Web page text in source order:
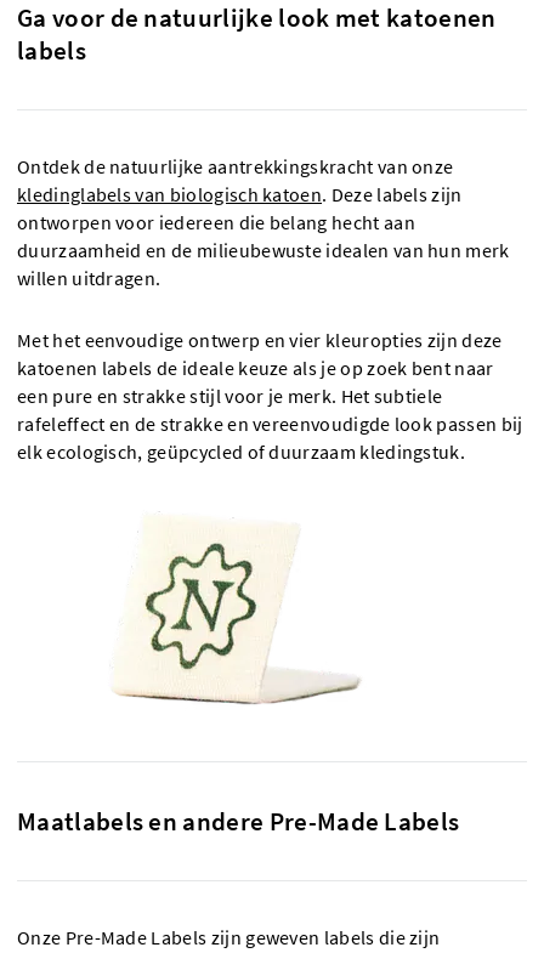
Ga voor de natuurlijke look met katoenen
labels
Ontdek de natuurlijke aantrekkingskracht van onze
kledinglabels van biologisch katoen. Deze labels zijn
ontworpen voor iedereen die belang hecht aan
duurzaamheid en de milieubewuste idealen van hun merk
willen uitdragen.
Met het eenvoudige ontwerp en vier kleuropties zijn deze
katoenen labels de ideale keuze als je op zoek bent naar
een pure en strakke stijl voor je merk. Het subtiele
rafeleffect en de strakke en vereenvoudigde look passen bij
elk ecologisch, geüpcycled of duurzaam kledingstuk.
Maatlabels en andere Pre-Made Labels
Onze Pre-Made Labels zijn geweven labels die zijn